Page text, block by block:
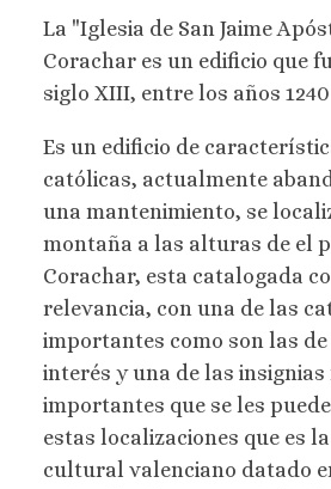
La "Iglesia de San Jaime
Corachar es un edificio que
siglo XIII, entre los años 1240
Es un edificio de
católicas, actualmente
una mantenimiento, se
montaña a las alturas de el
Corachar, esta catalogada
relevancia, con una de las
importantes como son las
interés y una de las insignias
importantes que se les
estas localizaciones que es
cultural valenciano datado